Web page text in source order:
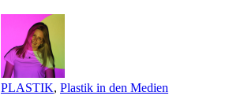
PLASTIK, Plastik in den Medien